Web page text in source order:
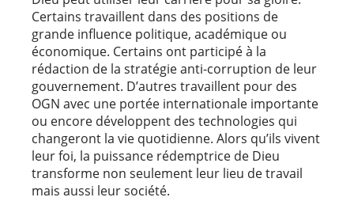
Certains travaillent dans des positions de
grande influence politique, académique ou
économique. Certains ont participé à la
rédaction de la stratégie anti-corruption de leur
gouvernement. D’autres travaillent pour des
OGN avec une portée internationale importante
ou encore développent des technologies qui
changeront la vie quotidienne. Alors qu’ils vivent
leur foi, la puissance rédemptrice de Dieu
transforme non seulement leur lieu de travail
mais aussi leur société.